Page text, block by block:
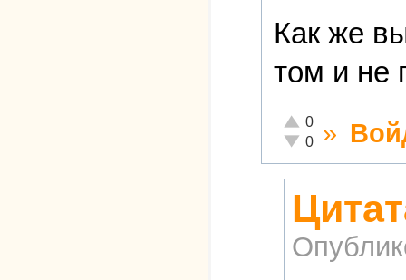
Как же
том и не
Отлично!
0
Неадекватно!
0 »